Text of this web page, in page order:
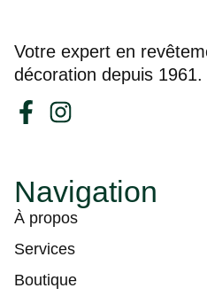
Votre expert en
décoration depuis 1961.
Navigation
À propos
Services
Boutique